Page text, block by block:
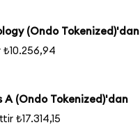
(Ondo Tokenized)'dan
₺10.256,94
A (Ondo Tokenized)'dan
₺17.314,15